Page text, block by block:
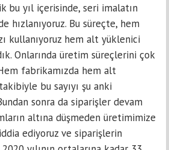
bu yıl içerisinde, seri imalatın
hızlanıyoruz. Bu süreçte, hem
kullanıyoruz hem alt yüklenici
Onlarında üretim süreçlerini çok
fabrikamızda hem alt
bu sayıyı şu anki
sonra da siparişler devam
altına düşmeden üretimimize
ediyoruz ve siparişlerin